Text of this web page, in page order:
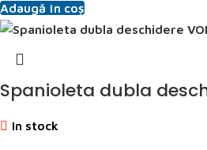
Adaugă în coș
Spanioleta dubla
In stock